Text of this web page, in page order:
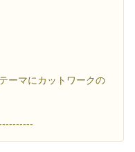
ーマにカットワークの